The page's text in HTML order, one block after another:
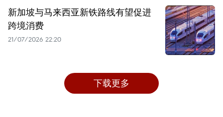
新加坡与马来西亚新铁路线有望促进
跨境消费
21/07/2026 22:20
下载更多